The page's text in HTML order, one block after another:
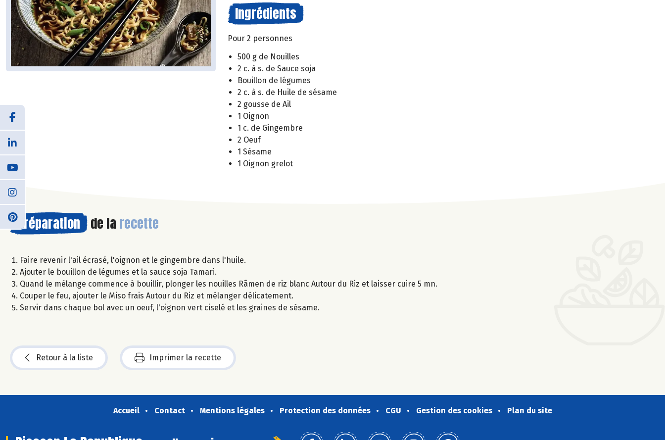
Ingrédients
Pour 2 personnes
500 g de Nouilles
2 c. à s. de Sauce soja
Bouillon de légumes
2 c. à s. de Huile de sésame
2 gousse de Ail
1 Oignon
1 c. de Gingembre
2 Oeuf
1 Sésame
1 Oignon grelot
Préparation de la recette
Faire revenir l'ail écrasé, l'oignon et le gingembre dans l'huile.
Ajouter le bouillon de légumes et la sauce soja Tamari.
Quand le mélange commence à bouillir, plonger les nouilles Rãmen de riz blanc Autour du Riz et laisser cuire 5 mn.
Couper le feu, ajouter le Miso frais Autour du Riz et mélanger délicatement.
Servir dans chaque bol avec un oeuf, l'oignon vert ciselé et les graines de sésame.
Retour à la liste Imprimer la recette
Accueil Contact Mentions légales Protection des données CGU Gestion des cookies Plan du site